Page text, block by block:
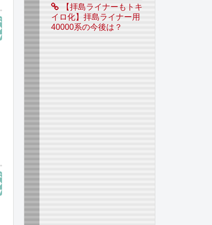
【拝島ライナーもトキ
イロ化】拝島ライナー用
40000系の今後は？